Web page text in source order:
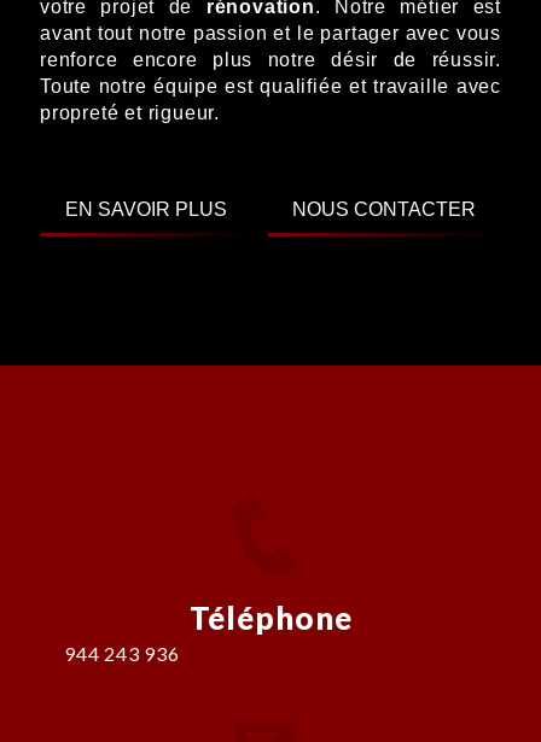
votre projet de rénovation. Notre métier est
avant tout notre passion et le partager avec vous
renforce encore plus notre désir de réussir.
Toute notre équipe est qualifiée et travaille avec
propreté et rigueur.
EN SAVOIR PLUS NOUS CONTACTER
Téléphone
944 243 936